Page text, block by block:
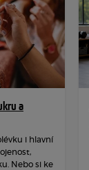
a
i hlavní
Nebo si ke